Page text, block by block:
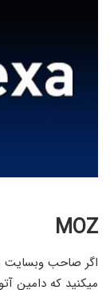
MOZ
اگر صاحب وبسایت
میکنید که دامین